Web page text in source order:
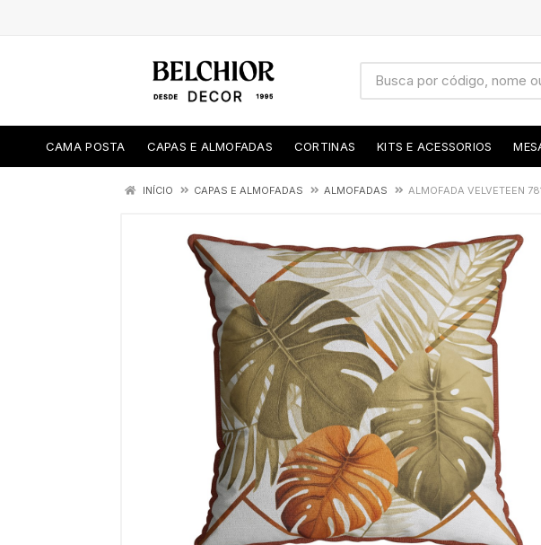
CAMA POSTA CAPAS E ALMOFADAS CORTINAS KITS E ACESSORIOS
INÍCIO CAPAS E ALMOFADAS ALMOFADAS ALMOFADA VELVETEEN